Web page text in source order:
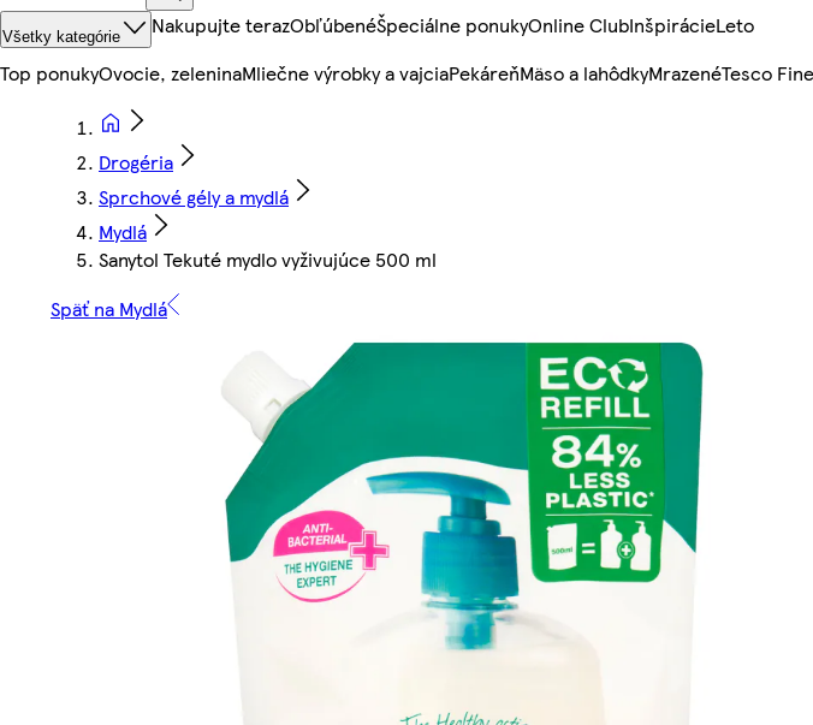
Všetky kategórie Nakupujte terazObľúbenéŠpeciálne ponukyOnline ClubInšpirácieLeto
Top ponukyOvocie, zeleninaMliečne výrobky a vajciaPekáreňMäso a lahôdkyMrazenéTesco
Drogéria
Sprchové gély a mydlá
Mydlá
Sanytol Tekuté mydlo vyživujúce 500 ml
Späť na Mydlá